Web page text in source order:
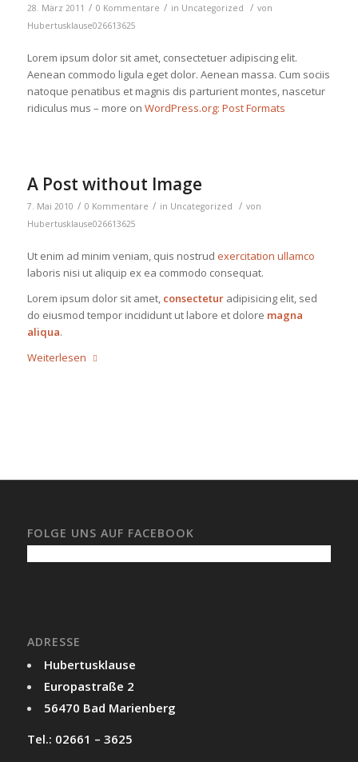
28. März 2011 / 0 Kommentare / in Uncategorized / von
Hubertusklause026613625
Lorem ipsum dolor sit amet, consectetuer adipiscing elit.
Aenean commodo ligula eget dolor. Aenean massa. Cum sociis
natoque penatibus et magnis dis parturient montes, nascetur
ridiculus mus – more on WordPress.org: Post Formats
A Post without Image
7. Mai 2010 / 0 Kommentare / in Uncategorized / von
Hubertusklause026613625
Ut enim ad minim veniam, quis nostrud exercitation ullamco
laboris nisi ut aliquip ex ea commodo consequat.
Lorem ipsum dolor sit amet, consecteturadipisicing elit, sed
do eiusmod tempor incididunt ut labore et dolore magna
aliqua.
Weiterlesen
FOLGE UNS AUF FACEBOOK
ADRESSE
Hubertusklause
Europastraße 2
56470 Bad Marienberg
Tel.: 02661 – 3625